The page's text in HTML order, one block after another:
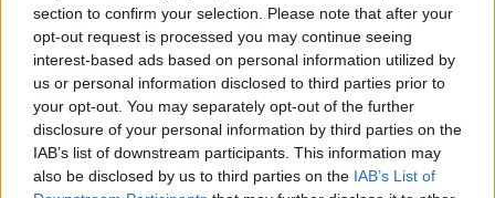
section to confirm your selection. Please note that after your
opt-out request is processed you may continue seeing
interest-based ads based on personal information utilized by
us or personal information disclosed to third parties prior to
your opt-out. You may separately opt-out of the further
disclosure of your personal information by third parties on the
IAB’s list of downstream participants. This information may
also be disclosed by us to third parties on the IAB’s List of
Problémák egész Jász-Nagykun-Szolnok megyében: egyre
több otthoni kútból fogy ki a víz
Már magasabb szinten is nyomoznak Szijjártó
büntetőügyében, vesztegetés miatt 3 év letöltendőt kaphat és
ez csak az egyik botrány